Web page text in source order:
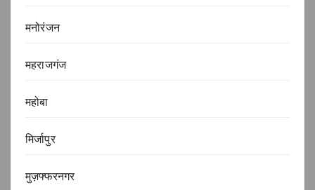
मनोरंजन
महराजगंज
महोबा
मिर्जापुर
मुज़फ्फरनगर